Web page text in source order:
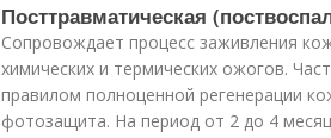
Посттравматическая
Сопровождает процесс заживления
химических и термических ожогов.
правилом полноценной регенерации
фотозащита. На период от 2 до 4